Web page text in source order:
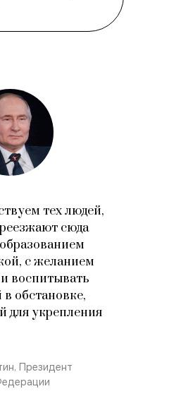
тех людей,
сюда
с желанием
воспитывать
в обстановке,
для укрепления
Президент